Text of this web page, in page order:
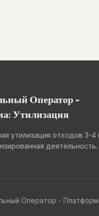
Оператор -
Утилизация
утилизация отходов 3-4
деятельность.
Оператор -